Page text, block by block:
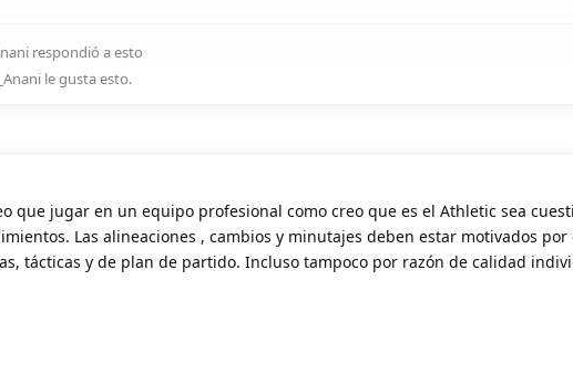
respondió a esto
le gusta esto.
que jugar en un equipo profesional como creo que es el Athletic sea
Las alineaciones , cambios y minutajes deben estar motivados por
tácticas y de plan de partido. Incluso tampoco por razón de calidad